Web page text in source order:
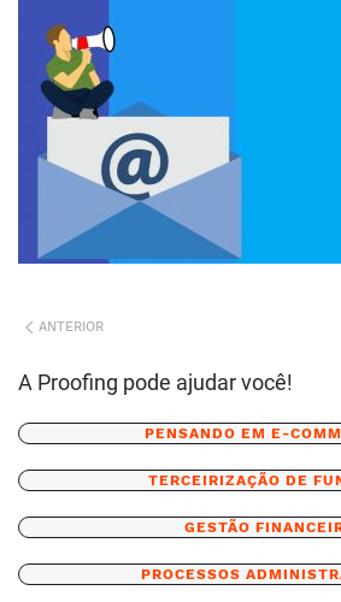
ANTERIOR
A Proofing pode ajudar você!
PENSANDO EM E-
TERCEIRIZAÇÃO DE
GESTÃO
PROCESSOS